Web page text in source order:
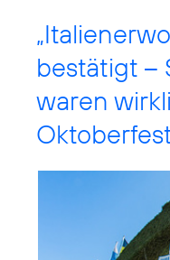
bestätigt –
waren